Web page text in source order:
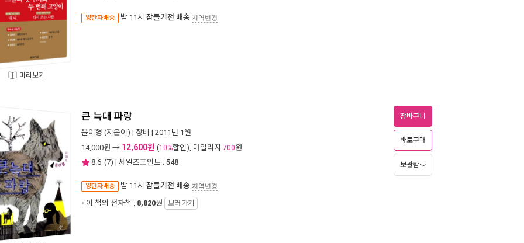
미리보기
양탄자배송 밤 11시 잠들기전 배송 지역변경
큰 늑대 파랑
윤이형 (지은이) | 창비 | 2011년 1월
14,000원 → 12,600원 (10%할인), 마일리지 700원
8.6 (7) | 세일즈포인트 : 548
양탄자배송 밤 11시 잠들기전 배송 지역변경
이 책의 전자책 : 8,820원 보러 가기
장바구니
바로구매
보관함